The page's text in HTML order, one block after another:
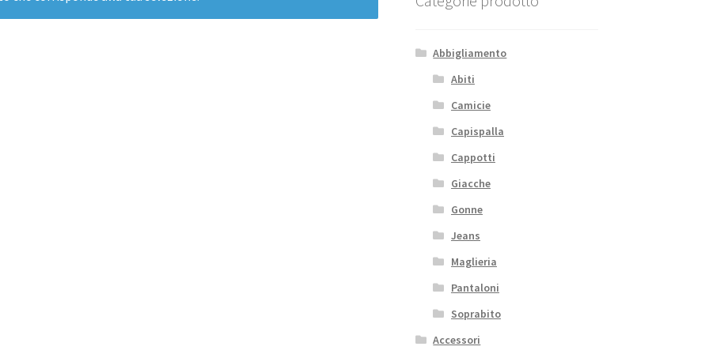
Abbigliamento
Abiti
Camicie
Capispalla
Cappotti
Giacche
Gonne
Jeans
Maglieria
Pantaloni
Soprabito
Accessori